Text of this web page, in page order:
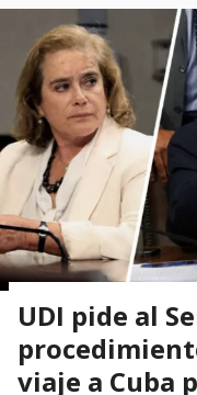
UDI pide al
viaje a Cuba